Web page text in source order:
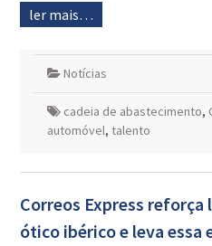
ler mais…
Notícias
cadeia de abastecimento,
automóvel, talento
Correos Express
ótico ibérico e leva essa